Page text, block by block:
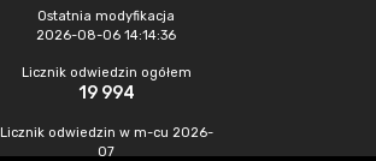
Ostatnia modyfikacja
2026-08-06 14:14:36
Licznik odwiedzin ogółem
19 994
Licznik odwiedzin w m-cu 2026-
07